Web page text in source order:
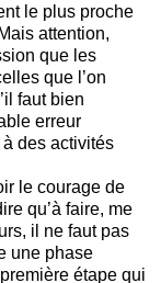
le plus proche
attention,
que les
que l’on
faut bien
erreur
à des activités
le courage de
qu’à faire, me
il ne faut pas
une phase
étape qui